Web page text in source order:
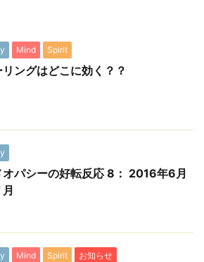
Mind Spirit
リングはどこに効く？？
オパシーの好転反応 8： 2016年6月
Mind Spirit
お知らせ